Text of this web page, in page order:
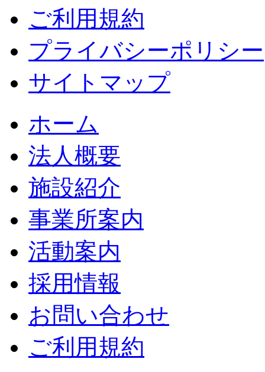
ご利用規約
プライバシーポリシー
サイトマップ
ホーム
法人概要
施設紹介
事業所案内
活動案内
採用情報
お問い合わせ
ご利用規約